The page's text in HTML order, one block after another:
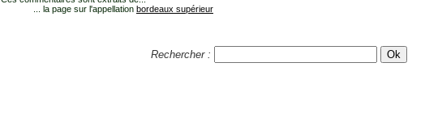
... la page sur l'appellation bordeaux supérieur
Rechercher :